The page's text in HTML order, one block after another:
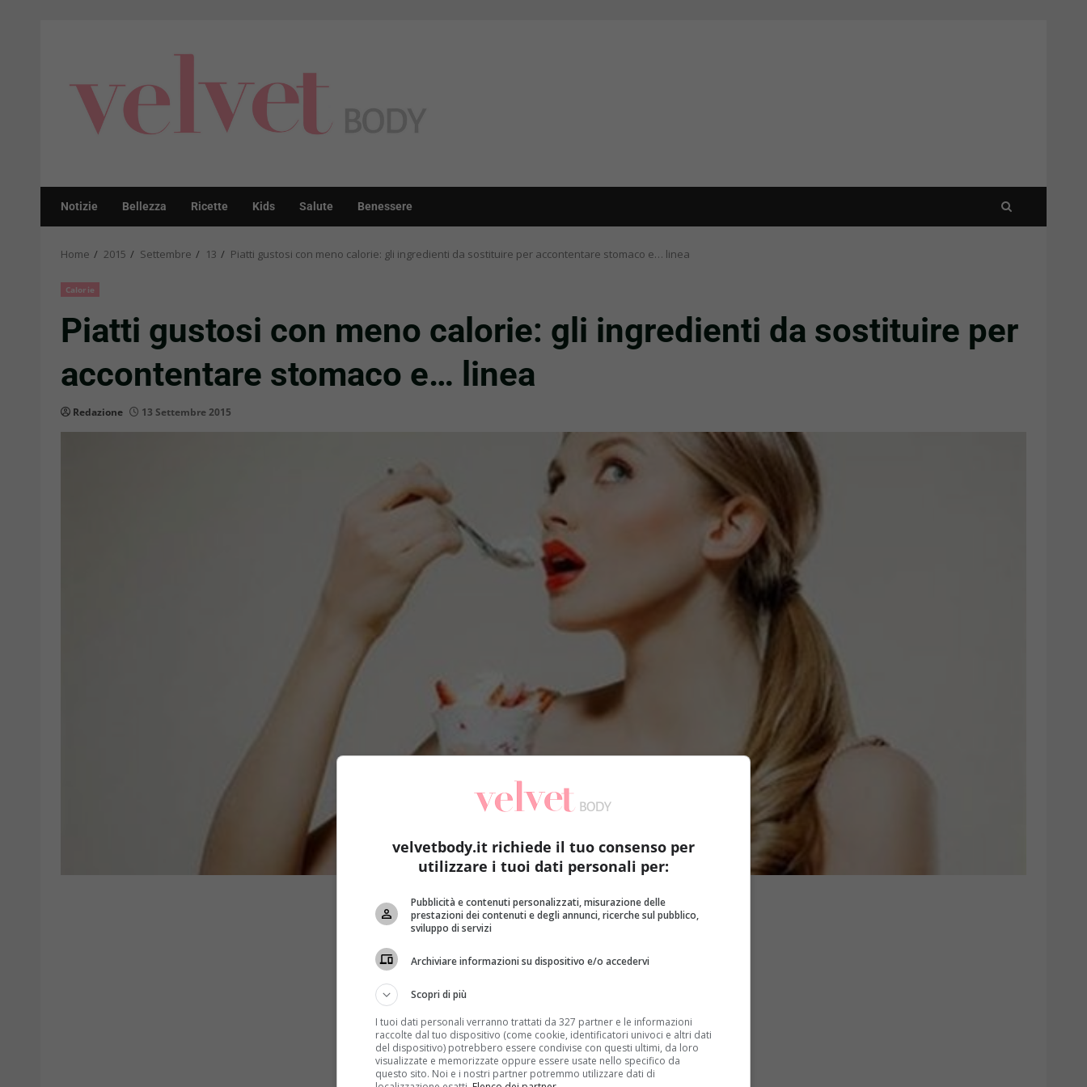
Notizie Bellezza Ricette Kids Salute Benessere
Home 2015 Settembre 13 Piatti gustosi con meno calorie: gli ingredienti da sostituire per accontentare stomaco e… linea
Calorie
Piatti gustosi con meno calorie: gli ingredienti da sostituire per
accontentare stomaco e… linea
Redazione 13 Settembre 2015
velvetbody.it richiede il tuo consenso per
utilizzare i tuoi dati personali per:
Pubblicità e contenuti personalizzati, misurazione delle
prestazioni dei contenuti e degli annunci, ricerche sul pubblico,
sviluppo di servizi
Archiviare informazioni su dispositivo e/o accedervi
Scopri di più
I tuoi dati personali verranno trattati da 327 partner e le informazioni
raccolte dal tuo dispositivo (come cookie, identificatori univoci e altri dati
del dispositivo) potrebbero essere condivise con questi ultimi, da loro
visualizzate e memorizzate oppure essere usate nello specifico da
questo sito. Noi e i nostri partner potremmo utilizzare dati di